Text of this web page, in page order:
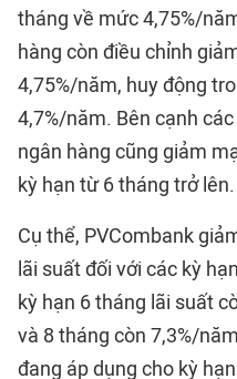
tháng về mức 4,75%/
hàng còn điều chỉnh
4,75%/năm, huy động
4,7%/năm. Bên cạnh
ngân hàng cũng giảm
kỳ hạn từ 6 tháng trở lên.
Cụ thể, PVCombank
lãi suất đối với các kỳ
kỳ hạn 6 tháng lãi suất
và 8 tháng còn 7,3%/
đang áp dụng cho kỳ